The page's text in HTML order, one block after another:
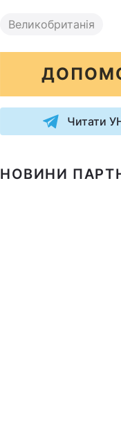
Великобританія
Читати
НОВИНИ